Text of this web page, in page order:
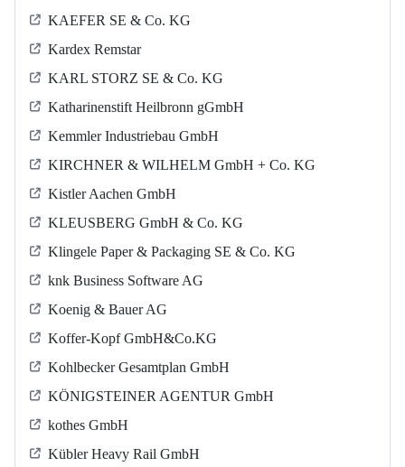
KAEFER SE & Co. KG
Kardex Remstar
KARL STORZ SE & Co. KG
Katharinenstift Heilbronn gGmbH
Kemmler Industriebau GmbH
KIRCHNER & WILHELM GmbH + Co. KG
Kistler Aachen GmbH
KLEUSBERG GmbH & Co. KG
Klingele Paper & Packaging SE & Co. KG
knk Business Software AG
Koenig & Bauer AG
Koffer-Kopf GmbH&Co.KG
Kohlbecker Gesamtplan GmbH
KÖNIGSTEINER AGENTUR GmbH
kothes GmbH
Kübler Heavy Rail GmbH